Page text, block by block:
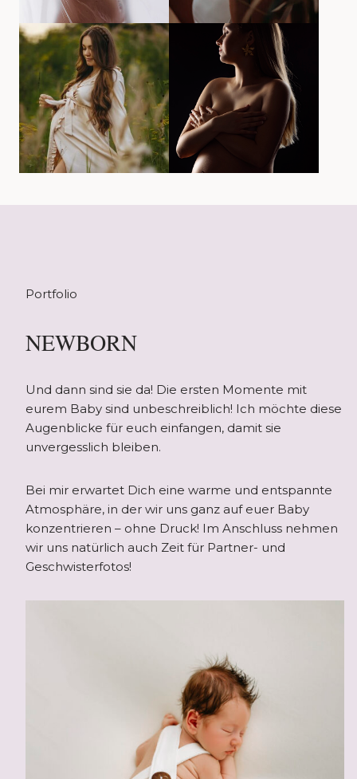
Portfolio
NEWBORN
Und dann sind sie da! Die ersten Momente mit
eurem Baby sind unbeschreiblich! Ich möchte diese
Augenblicke für euch einfangen, damit sie
unvergesslich bleiben.
Bei mir erwartet Dich eine warme und entspannte
Atmosphäre, in der wir uns ganz auf euer Baby
konzentrieren – ohne Druck! Im Anschluss nehmen
wir uns natürlich auch Zeit für Partner- und
Geschwisterfotos!